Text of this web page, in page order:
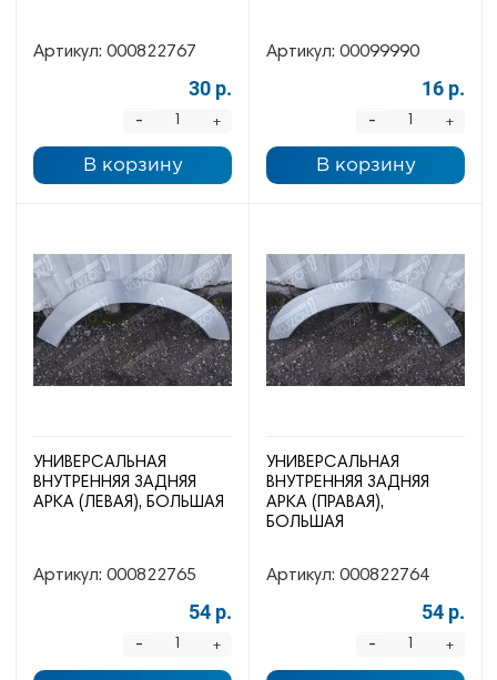
Артикул: 000822767
30 р.
+
-
В корзину
Артикул: 00099990
16 р.
+
-
В корзину
УНИВЕРСАЛЬНАЯ
ВНУТРЕННЯЯ ЗАДНЯЯ
АРКА (ЛЕВАЯ), БОЛЬШАЯ
Артикул: 000822765
54 р.
+
-
УНИВЕРСАЛЬНАЯ
ВНУТРЕННЯЯ ЗАДНЯЯ
АРКА (ПРАВАЯ),
БОЛЬШАЯ
Артикул: 000822764
54 р.
+
-